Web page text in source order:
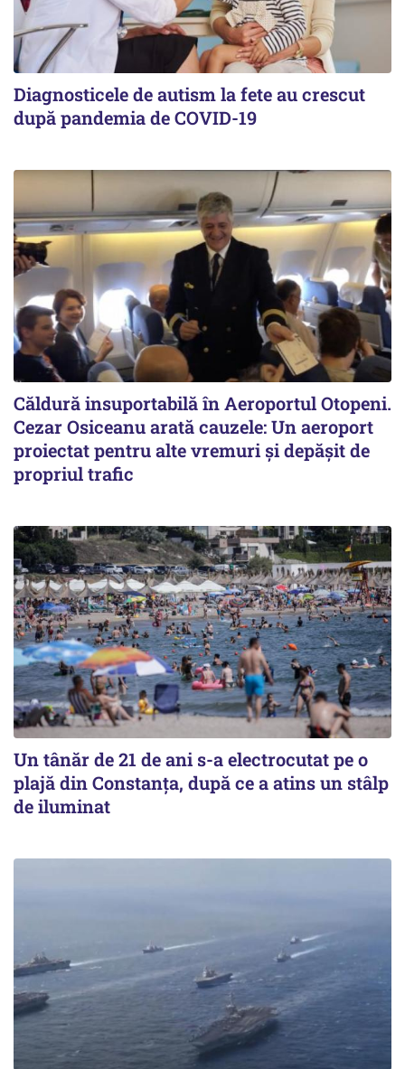
Diagnosticele de autism la fete au crescut
după pandemia de COVID-19
Căldură insuportabilă în Aeroportul Otopeni.
Cezar Osiceanu arată cauzele: Un aeroport
proiectat pentru alte vremuri și depășit de
propriul trafic
Un tânăr de 21 de ani s-a electrocutat pe o
plajă din Constanța, după ce a atins un stâlp
de iluminat